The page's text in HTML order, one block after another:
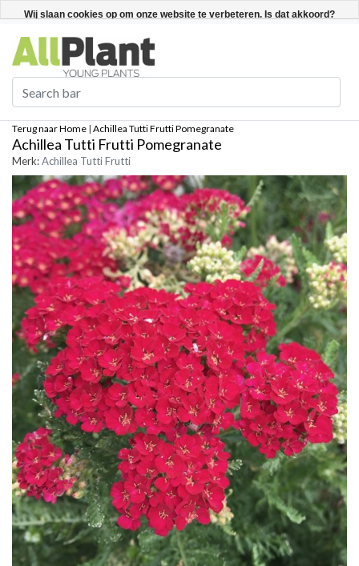
Registreren / Inloggen Nederlands
Terug naar Home | Achillea Tutti Frutti Pomegranate
Achillea Tutti Frutti Pomegranate
Merk:Achillea Tutti Frutti
Wij slaan cookies op om onze website te verbeteren. Is dat akkoord?